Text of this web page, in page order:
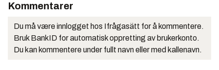
Kommentarer
Du må være innlogget hos Ifrågasätt for å kommentere.
Bruk BankID for automatisk oppretting av brukerkonto.
Du kan kommentere under fullt navn eller med kallenavn.